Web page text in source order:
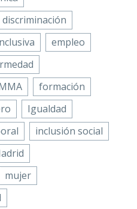
discriminación
empleo
formación
Igualdad
inclusión social
mujer